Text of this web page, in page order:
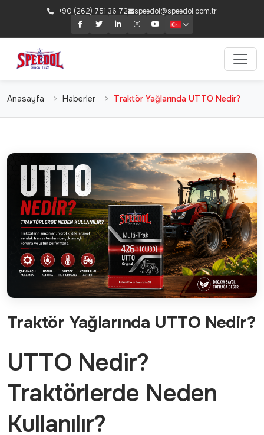
+90 (262) 751 36 72 speedol@speedol.com.tr
Anasayfa Haberler Traktör Yağlarında UTTO Nedir?
Traktör Yağlarında UTTO Nedir?
UTTO Nedir?
Traktörlerde Neden
Kullanılır?